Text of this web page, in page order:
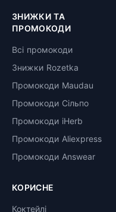
ЗНИЖКИ ТА
ПРОМОКОДИ
Всі промокоди
Знижки Rozetka
Промокоди Maudau
Промокоди Сільпо
Промокоди iHerb
Промокоди Aliexpress
Промокоди Answear
КОРИСНЕ
Коктейлі